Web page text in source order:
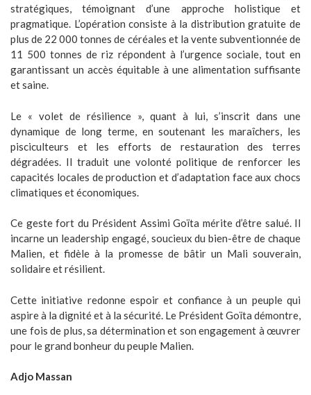
stratégiques, témoignant d’une approche holistique et
pragmatique. L’opération consiste à la distribution gratuite de
plus de 22 000 tonnes de céréales et la vente subventionnée de
11 500 tonnes de riz répondent à l’urgence sociale, tout en
garantissant un accès équitable à une alimentation suffisante
et saine.
Le « volet de résilience », quant à lui, s’inscrit dans une
dynamique de long terme, en soutenant les maraîchers, les
pisciculteurs et les efforts de restauration des terres
dégradées. Il traduit une volonté politique de renforcer les
capacités locales de production et d’adaptation face aux chocs
climatiques et économiques.
Ce geste fort du Président Assimi Goïta mérite d’être salué. Il
incarne un leadership engagé, soucieux du bien-être de chaque
Malien, et fidèle à la promesse de bâtir un Mali souverain,
solidaire et résilient.
Cette initiative redonne espoir et confiance à un peuple qui
aspire à la dignité et à la sécurité. Le Président Goïta démontre,
une fois de plus, sa détermination et son engagement à œuvrer
pour le grand bonheur du peuple Malien.
Adjo Massan